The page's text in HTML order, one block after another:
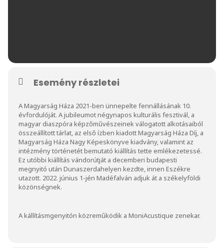
Esemény részletei
A Magyarság Háza 2021-ben ünnepelte fennállásának 10.
évfordulóját. A jubileumot négynapos kulturális fesztivál, a
magyar diaszpóra képzőművészeinek válogatott alkotásaiból
összeállított tárlat, az első ízben kiadott Magyarság Háza Díj, a
Magyarság Háza Nagy Képeskönyve kiadvány, valamint az
intézmény történetét bemutató kiállítás tette emlékezetessé.
Ez utóbbi kiállítás vándorútját a decemberi budapesti
megnyitó után Dunaszerdahelyen kezdte, innen Eszékre
utazott. 2022. június 1-jén Madéfalván adjuk át a székelyföldi
közönségnek.
A kállításmgenyitón közreműködik a MoniAcustique zenekar.